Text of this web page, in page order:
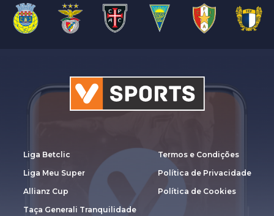
Liga Betclic
Liga Meu Super
Allianz Cup
Taça Generali Tranquilidade
Termos e Condições
Política de Privacidade
Política de Cookies